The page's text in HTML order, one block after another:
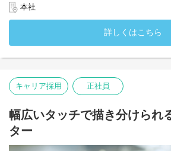
? 広告キービジュアル制作
宣伝・プロモーション施策の顔となるメ
商品や企業の世界観を体現するキャラク
ら制作まで
? モーションイラスト制作
現
? その他、クライアントのニーズに応じた
＜主な業務サイクル＞
① 企画・提案：ラフ作画やコンセプトのビ
② ディレクション：外部クリエイターとの
本社
詳しくはこちら
キャリア採用 正社員
幅広いタッチで描き分けられ
ター